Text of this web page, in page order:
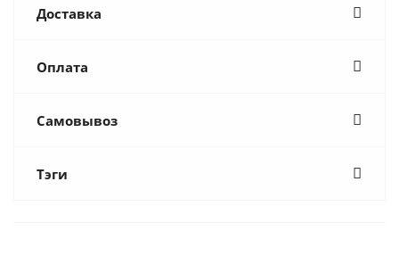
Доставка
Оплата
Самовывоз
Тэги